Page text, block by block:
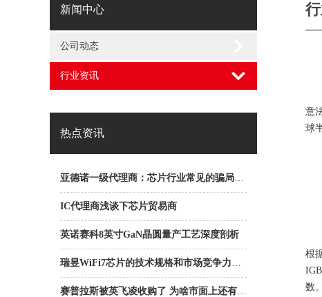
新闻中心
公司动态
行业资讯
热点资讯
亚德诺一级代理商：芯片行业常见的骗局之ABC骗局
IC代理商浅谈下芯片贸易商
英诺赛科8英寸GaN晶圆量产工艺深度剖析
瑞昱WiFi7芯片的技术规格和市场竞争力是什么？
赛普拉斯被英飞凌收购了 为啥市面上还有赛普拉斯一级代理商？
意
球
根
数。